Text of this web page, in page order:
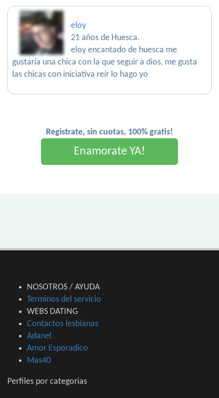
eloy
21 años de Huesca.
eloy encantado de huesca me
gustaría una chica con la que seguir a dios, me gusta
las chicas con iniciativa reír lo hago yo
Registrate, sin cuotas, 100% gratis!
Enamorate YA!
NOSOTROS / AYUDA
Terminos del servicio
WEBS DATING
Contactos lesbianas
Adanel
Amor Esporadico
Mas40
Perfiles por categorias